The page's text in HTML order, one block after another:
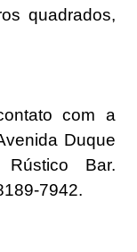
quadrados,
com a
Duque
Bar.
7942.